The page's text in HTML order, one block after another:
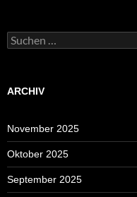
Suchen
nach:
ARCHIV
November 2025
Oktober 2025
September 2025